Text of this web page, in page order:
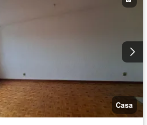
Casa